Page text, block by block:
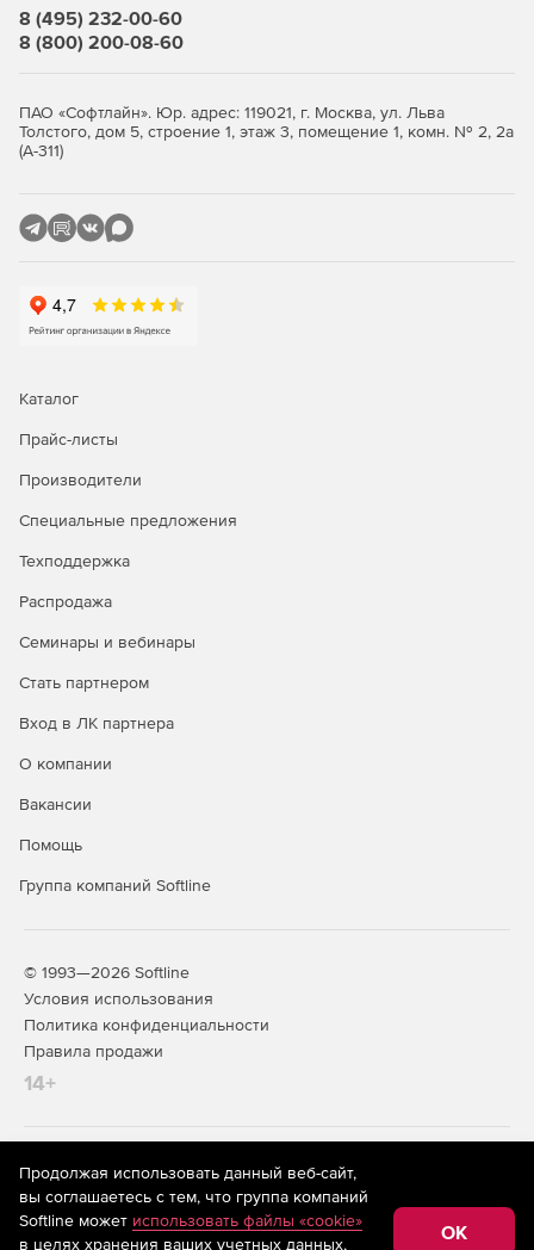
8 (495) 232-00-60
8 (800) 200-08-60
ПАО «Софтлайн». Юр. адрес: 119021, г. Москва, ул. Льва
Толстого, дом 5, строение 1, этаж 3, помещение 1, комн. № 2, 2а
(А-311)
Каталог
Прайс-листы
Производители
Специальные предложения
Техподдержка
Распродажа
Семинары и вебинары
Стать партнером
Вход в ЛК партнера
О компании
Вакансии
Помощь
Группа компаний Softline
© 1993—2026 Softline
Условия использования
Политика конфиденциальности
Правила продажи
14+
На информационном ресурсе store.softline.ru применяются
рекомендательные технологии
(информационные технологии
предоставления информации на основе сбора,
систематизации и анализа сведений, относящихся к
предпочтениям пользователей сети «Интернет»,
Продолжая использовать данный веб-сайт,
вы соглашаетесь с тем, что группа компаний
Softline может использовать файлы «cookie»
в целях хранения ваших учетных данных,
OK